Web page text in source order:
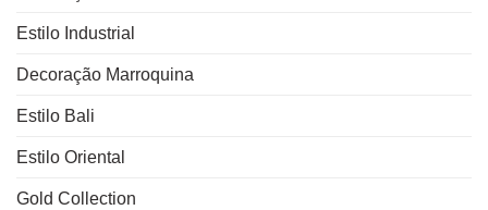
Estilo Industrial
Decoração Marroquina
Estilo Bali
Estilo Oriental
Gold Collection